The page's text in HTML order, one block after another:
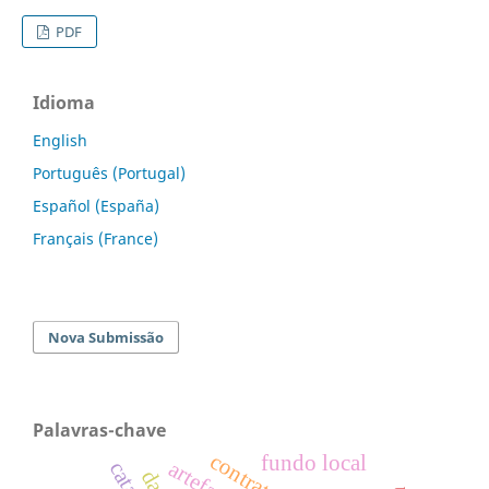
PDF
Idioma
English
Português (Portugal)
Español (España)
Français (France)
Nova Submissão
Palavras-chave
fundo local